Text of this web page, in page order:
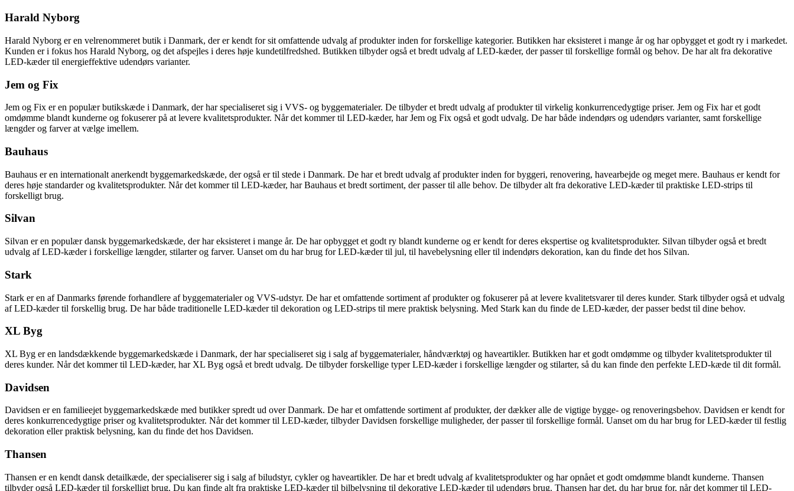
Harald Nyborg
Harald Nyborg er en velrenommeret butik i Danmark, der er kendt for sit omfattende udvalg af produkter inden for forskellige kategorier. Butikken har eksisteret i mange år og har opbygget et godt ry i markedet.
Kunden er i fokus hos Harald Nyborg, og det afspejles i deres høje kundetilfredshed. Butikken tilbyder også et bredt udvalg af LED-kæder, der passer til forskellige formål og behov. De har alt fra dekorative
LED-kæder til energieffektive udendørs varianter.
Jem og Fix
Jem og Fix er en populær butikskæde i Danmark, der har specialiseret sig i VVS- og byggematerialer. De tilbyder et bredt udvalg af produkter til virkelig konkurrencedygtige priser. Jem og Fix har et godt
omdømme blandt kunderne og fokuserer på at levere kvalitetsprodukter. Når det kommer til LED-kæder, har Jem og Fix også et godt udvalg. De har både indendørs og udendørs varianter, samt forskellige
længder og farver at vælge imellem.
Bauhaus
Bauhaus er en internationalt anerkendt byggemarkedskæde, der også er til stede i Danmark. De har et bredt udvalg af produkter inden for byggeri, renovering, havearbejde og meget mere. Bauhaus er kendt for
deres høje standarder og kvalitetsprodukter. Når det kommer til LED-kæder, har Bauhaus et bredt sortiment, der passer til alle behov. De tilbyder alt fra dekorative LED-kæder til praktiske LED-strips til
forskelligt brug.
Silvan
Silvan er en populær dansk byggemarkedskæde, der har eksisteret i mange år. De har opbygget et godt ry blandt kunderne og er kendt for deres ekspertise og kvalitetsprodukter. Silvan tilbyder også et bredt
udvalg af LED-kæder i forskellige længder, stilarter og farver. Uanset om du har brug for LED-kæder til jul, til havebelysning eller til indendørs dekoration, kan du finde det hos Silvan.
Stark
Stark er en af Danmarks førende forhandlere af byggematerialer og VVS-udstyr. De har et omfattende sortiment af produkter og fokuserer på at levere kvalitetsvarer til deres kunder. Stark tilbyder også et udvalg
af LED-kæder til forskellig brug. De har både traditionelle LED-kæder til dekoration og LED-strips til mere praktisk belysning. Med Stark kan du finde de LED-kæder, der passer bedst til dine behov.
XL Byg
XL Byg er en landsdækkende byggemarkedskæde i Danmark, der har specialiseret sig i salg af byggematerialer, håndværktøj og haveartikler. Butikken har et godt omdømme og tilbyder kvalitetsprodukter til
deres kunder. Når det kommer til LED-kæder, har XL Byg også et bredt udvalg. De tilbyder forskellige typer LED-kæder i forskellige længder og stilarter, så du kan finde den perfekte LED-kæde til dit formål.
Davidsen
Davidsen er en familieejet byggemarkedskæde med butikker spredt ud over Danmark. De har et omfattende sortiment af produkter, der dækker alle de vigtige bygge- og renoveringsbehov. Davidsen er kendt for
deres konkurrencedygtige priser og kvalitetsprodukter. Når det kommer til LED-kæder, tilbyder Davidsen forskellige muligheder, der passer til forskellige formål. Uanset om du har brug for LED-kæder til festlig
dekoration eller praktisk belysning, kan du finde det hos Davidsen.
Thansen
Thansen er en kendt dansk detailkæde, der specialiserer sig i salg af biludstyr, cykler og haveartikler. De har et bredt udvalg af kvalitetsprodukter og har opnået et godt omdømme blandt kunderne. Thansen
tilbyder også LED-kæder til forskelligt brug. Du kan finde alt fra praktiske LED-kæder til bilbelysning til dekorative LED-kæder til udendørs brug. Thansen har det, du har brug for, når det kommer til LED-